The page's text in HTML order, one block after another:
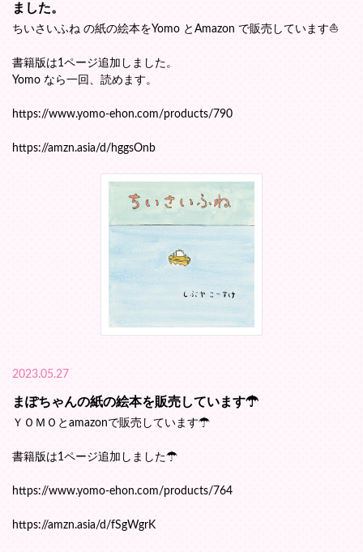
ました。
ちいさいふね の紙の絵本をYomo とAmazon で販売しています⛵️
書籍版は1ページ追加しました。
Yomo なら一回、読めます。
https://www.yomo-ehon.com/products/790
https://amzn.asia/d/hggsOnb
2023.05.27
まぽちゃんの紙の絵本を販売しています☂
ＹＯＭＯとamazonで販売しています☂
書籍版は1ページ追加しました☂
https://www.yomo-ehon.com/products/764
https://amzn.asia/d/fSgWgrK